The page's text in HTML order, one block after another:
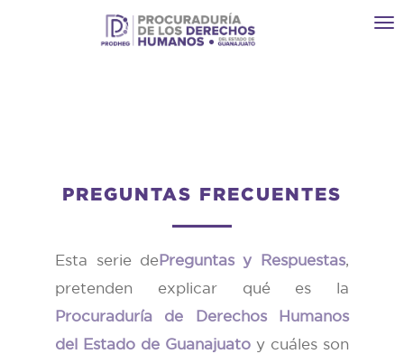
PREGUNTAS FRECUENTES
Esta serie dePreguntas y Respuestas,
pretenden explicar qué es la
Procuraduría de Derechos Humanos
del Estado de Guanajuato y cuáles son